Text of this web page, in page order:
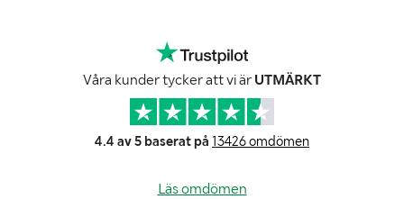
Våra kunder tycker att vi är UTMÄRKT
4.4 av 5 baserat på 13426 omdömen
Läs omdömen